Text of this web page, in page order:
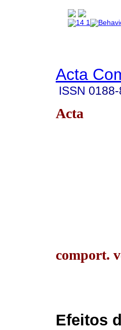
Acta
ISSN
Acta
comport.
Efeitos